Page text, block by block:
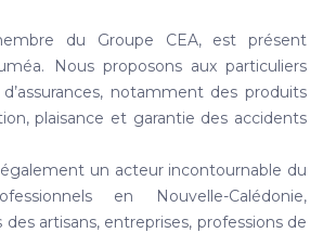
du Groupe CEA, est présent
Nous proposons aux particuliers
notamment des produits
plaisance et garantie des accidents
un acteur incontournable du
en Nouvelle-Calédonie,
artisans, entreprises, professions de